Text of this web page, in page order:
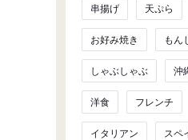
串揚げ 天ぷら
お好み焼き もん
しゃぶしゃぶ 沖
洋食 フレンチ
イタリアン スペ